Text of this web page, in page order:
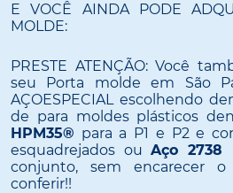
E VOCÊ AINDA PODE
MOLDE:
PRESTE ATENÇÃO: Você
seu Porta molde em São
AÇOESPECIAL escolhendo
de para moldes plásticos
HPM35® para a P1 e P2 e
esquadrejados ouAço 2738
conjunto, sem encarecer
conferir!!